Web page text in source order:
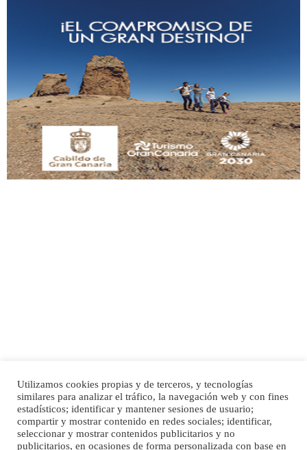
Gato manso encontrado
Este gato macho ha aparecido en la calle hace menos de un mes, es muy
manso y extremadamente cari...
Leales.org » Gran Canaria | 9.7.2025
SHIBA PERDIDO AVDA JOSE MESA Y LOPEZ
PERRO MACHO RAZA SHIBA CON MICROCHIP PERDIDO HOY 06/07/2025 ZONA
MESA Y LOPEZ. ES MUY ASUSTADIZO
Leales.org » Gran Canaria | 6.7.2025
Inicio Publicidad
Política de privacidad
Aviso Legal
Cláusula de Cookies
Enlaces de interés
Utilizamos cookies propias y de terceros, y tecnologías
similares para analizar el tráfico, la navegación web y con fines
estadísticos; identificar y mantener sesiones de usuario;
compartir y mostrar contenido en redes sociales; identificar,
seleccionar y mostrar contenidos publicitarios y no
publicitarios, en ocasiones de forma personalizada con base en